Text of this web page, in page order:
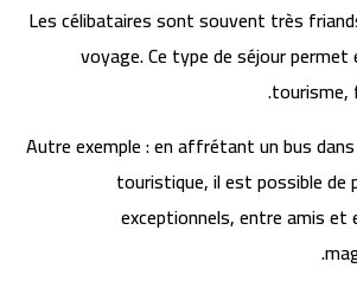
Les célibataires sont souvent très
voyage. Ce type de séjour
tourisme,
Autre exemple : en affrétant un bus
touristique, il est possible de
exceptionnels, entre amis